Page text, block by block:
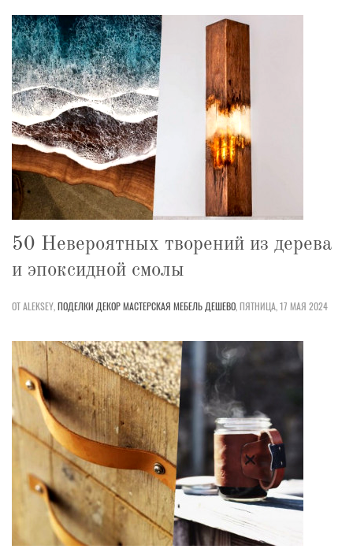
50 Невероятных творений из дерева
и эпоксидной смолы
ОТ ALEKSEY,ПОДЕЛКИ ДЕКОРМАСТЕРСКАЯ МЕБЕЛЬ ДЕШЕВО,ПЯТНИЦА, 17 МАЯ 2024